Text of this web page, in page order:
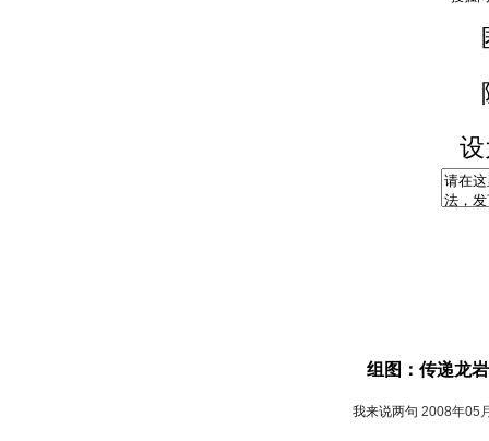
组图：传递龙
我来说两句 2008年05